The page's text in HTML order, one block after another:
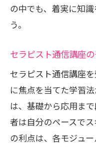
の中でも、着実に知
う。
セラピスト通信講座
セラピスト通信講座
に焦点を当てた学習
は、基礎から応用ま
者は自分のペースで
の利点は、各モジュ